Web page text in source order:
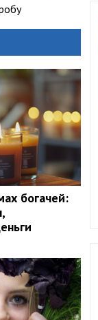
богачей: